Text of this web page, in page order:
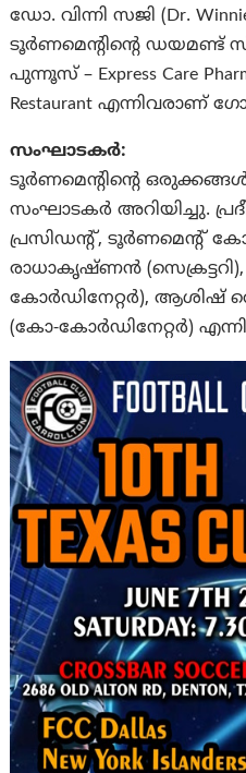
ഡോ. വിന്നി സജി (Dr. Winnie
ടൂർണമെന്റിന്റെ
പുന്നൂസ് – Express Care
Restaurant
സംഘാടകർ:
ടൂർണമെന്റിന്റെ
സംഘാടകർ അറിയിച്ചു.
പ്രസിഡന്റ്, ടൂർണമെന്റ്
രാധാകൃഷ്ണൻ
കോർഡിനേറ്റർ), ആശിഷ്
(കോ-കോർഡിനേറ്റർ)